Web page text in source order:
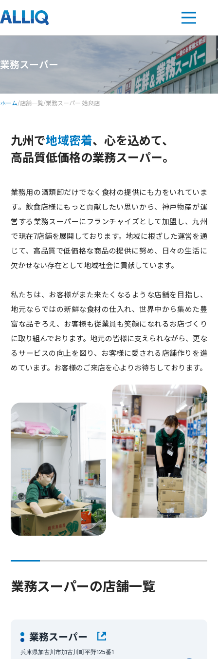
業務スーパー
ホーム/店舗一覧/業務スーパー 姶良店
九州で地域密着、心を込めて、
高品質低価格の業務スーパー。
業務用の酒類卸だけでなく食材の提供にも力をいれていま
す。飲食店様にもっと貢献したい思いから、神戸物産が運
営する業務スーパーにフランチャイズとして加盟し、九州
で現在7店舗を展開しております。地域に根ざした運営を通
じて、高品質で低価格な商品の提供に努め、日々の生活に
欠かせない存在として地域社会に貢献しています。
私たちは、お客様がまた来たくなるような店舗を目指し、
地元ならではの新鮮な食材の仕入れ、世界中から集めた豊
富な品ぞろえ、お客様も従業員も笑顔になれるお店づくり
に取り組んでおります。地元の皆様に支えられながら、更な
るサービスの向上を図り、お客様に愛される店舗作りを進
めています。お客様のご来店を心よりお待ちしております。
業務スーパーの店舗一覧
業務スーパー
兵庫県加古川市加古川町平野125番1